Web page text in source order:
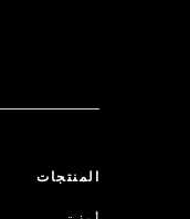
المنتجات